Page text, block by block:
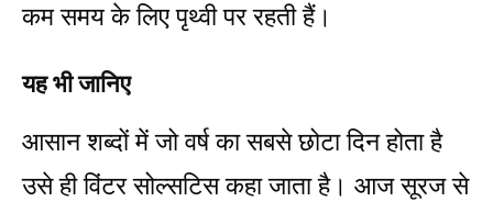
कम समय के लिए पृथ्वी पर रहती हैं।
यह भी ​जानिए
आसान शब्दों में जो वर्ष का सबसे छोटा दिन होता है
उसे ही विंटर सोल्सटिस कहा जाता है। आज सूरज से